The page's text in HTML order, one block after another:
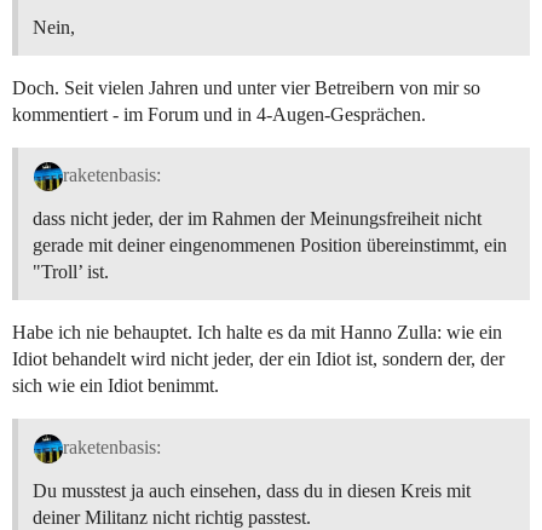
Nein,
Doch. Seit vielen Jahren und unter vier Betreibern von mir so
kommentiert - im Forum und in 4-Augen-Gesprächen.
raketenbasis:
dass nicht jeder, der im Rahmen der Meinungsfreiheit nicht
gerade mit deiner eingenommenen Position übereinstimmt, ein
"Troll’ ist.
Habe ich nie behauptet. Ich halte es da mit Hanno Zulla: wie ein
Idiot behandelt wird nicht jeder, der ein Idiot ist, sondern der, der
sich wie ein Idiot benimmt.
raketenbasis:
Du musstest ja auch einsehen, dass du in diesen Kreis mit
deiner Militanz nicht richtig passtest.